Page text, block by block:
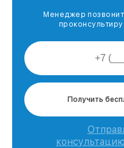
Менеджер
Получить